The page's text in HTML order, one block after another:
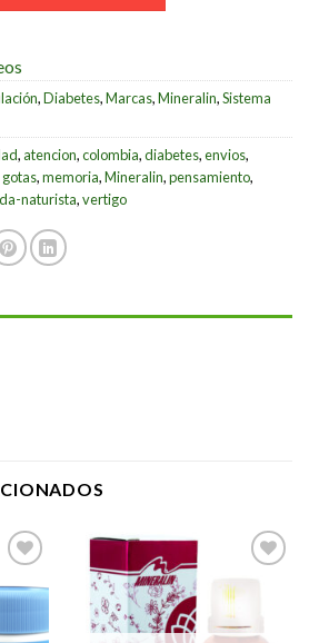
,Diabetes,Marcas,Mineralin,Sistema
,atencion,colombia,diabetes,envios,
gotas,memoria,Mineralin,pensamiento,
naturista,vertigo
a la
deseos
Añadir
deseos